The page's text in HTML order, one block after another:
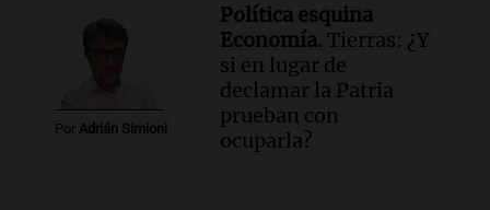
Por Adrián Simioni
Política esquina
Economía. Tierras: ¿Y
si en lugar de
declamar la Patria
prueban con
ocuparla?